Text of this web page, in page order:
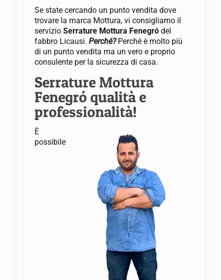
Se state cercando un punto vendita dove
trovare la marca Mottura, vi consigliamo il
servizio Serrature Mottura Fenegró del
fabbro Licausi. Perché?Perché è molto più
di un punto vendita ma un vero e proprio
consulente per la sicurezza di casa.
Serrature Mottura
Fenegró qualità e
professionalità!
È
possibile